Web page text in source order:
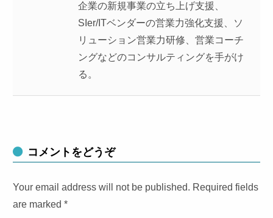
企業の新規事業の立ち上げ支援、
SIer/ITベンダーの営業力強化支援、ソ
リューション営業力研修、営業コーチ
ングなどのコンサルティングを手がけ
る。
コメントをどうぞ
Your email address will not be published. Required fields
are marked*